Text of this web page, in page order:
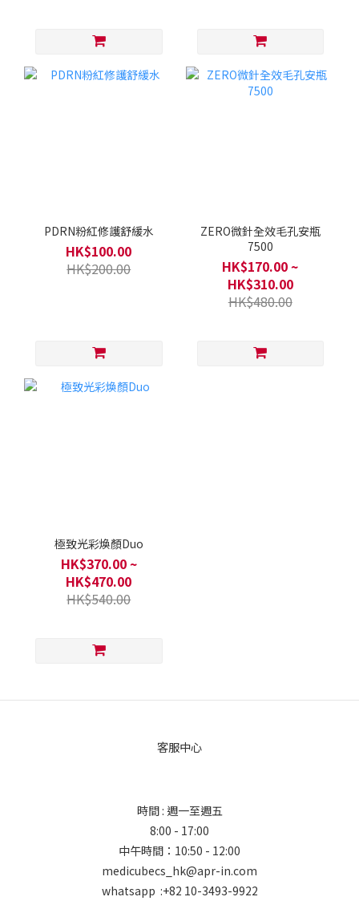
PDRN粉紅修護舒緩水
HK$100.00
HK$200.00
ZERO微針全效毛孔安瓶
7500
HK$170.00 ~
HK$310.00
HK$480.00
極致光彩煥顏Duo
HK$370.00 ~
HK$470.00
HK$540.00
客服中心
時間 : 週一至週五
8:00 - 17:00
中午時間：10:50 - 12:00
medicubecs_hk@apr-in.com
whatsapp :+82 10-3493-9922